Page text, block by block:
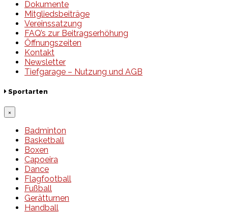
Dokumente
Mitgliedsbeiträge
Vereinssatzung
FAQ’s zur Beitragserhöhung
Öffnungszeiten
Kontakt
Newsletter
Tiefgarage – Nutzung und AGB
Sportarten
×
Badminton
Basketball
Boxen
Capoeira
Dance
Flagfootball
Fußball
Gerätturnen
Handball